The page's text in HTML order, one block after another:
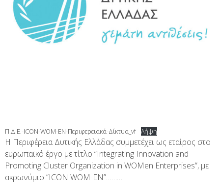
Π.Δ.Ε.-ICON-WOM-EN-Περιφερειακά-Δίκτυα_vf Λήψη
Η Περιφέρεια Δυτικής Ελλάδας συμμετέχει ως εταίρος στο
ευρωπαϊκό έργο με τίτλο “Integrating Innovation and
Promoting Cluster Organization in WOMen Enterprises”, με
ακρωνύμιο “ICON WOM-EN”……….